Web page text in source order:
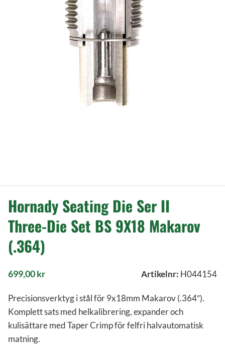
Hornady Seating Die Ser II
Three-Die Set BS 9X18 Makarov
(.364)
699,00kr Artikelnr: H044154
Precisionsverktyg i stål för 9x18mm Makarov (.364″).
Komplett sats med helkalibrering, expander och
kulisättare med Taper Crimp för felfri halvautomatisk
matning.